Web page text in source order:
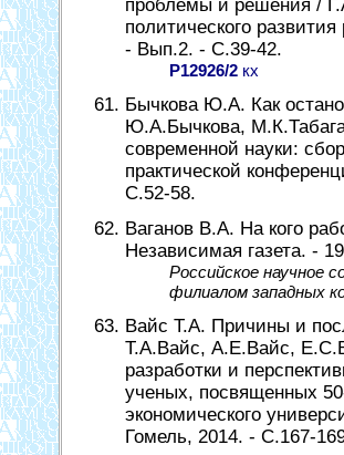
проблемы и решения /
политического
- Вып.2. - С.39-42.
Р12926/2 кх
Бычкова Ю.А. Как
Ю.А.Бычкова,
современной науки:
практической
С.52-58.
Ваганов В.А. На кого
Независимая газета. -
Российское научное
филиалом западных
Вайс Т.А. Причины и
Т.А.Вайс, А.Е.Вайс,
разработки и
ученых, посвященных
экономического
Гомель, 2014. - С.167-